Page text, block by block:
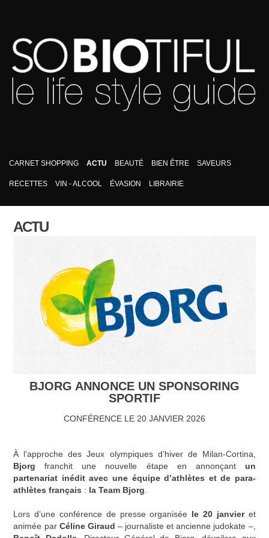
CARNET SHOPPING ACTU BEAUTÉ BIEN ÊTRE SAVEURS
RECETTES VIN - ALCOOL ÉVASION LIBRAIRIE
ACTU
BJORG ANNONCE UN SPONSORING
SPORTIF
CONFÉRENCE LE 20 JANVIER 2026
À l’approche des Jeux olympiques d’hiver de Milan-Cortina,
Bjorg franchit une nouvelle étape en annonçantun
partenariat inédit avec une équipe d’athlètes et de para-
athlètes français : la Team Bjorg
Lors d’une conférence de presse organisée le 20 janvieret
animée par Céline Giraud – journaliste et ancienne judokate –,